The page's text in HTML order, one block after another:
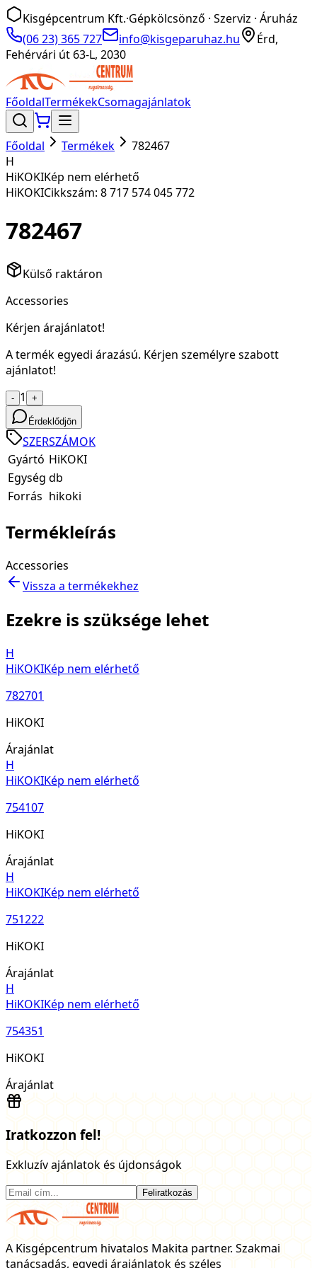
Kisgépcentrum Kft.·Gépkölcsönző · Szerviz · Áruház
(06 23) 365 727
info@kisgeparuhaz.hu
Érd,
Fehérvári út 63-L, 2030
FőoldalTermékekCsomagajánlatok
Főoldal Termékek
782467
H
HiKOKIKép nem elérhető
HiKOKICikkszám: 8 717 574 045 772
782467
Külső raktáron
Accessories
Kérjen árajánlatot!
A termék egyedi árazású. Kérjen személyre szabott
ajánlatot!
- 1 +
Érdeklődjön
SZERSZÁMOK
Gyártó HiKOKI
Egység db
Forrás hikoki
Termékleírás
Accessories
Vissza a termékekhez
Ezekre is szüksége lehet
H
HiKOKIKép nem elérhető
782701
HiKOKI
Árajánlat
H
HiKOKIKép nem elérhető
754107
HiKOKI
Árajánlat
H
HiKOKIKép nem elérhető
751222
HiKOKI
Árajánlat
H
HiKOKIKép nem elérhető
754351
HiKOKI
Árajánlat
Iratkozzon fel!
Exkluzív ajánlatok és újdonságok
Feliratkozás
A Kisgépcentrum hivatalos Makita partner. Szakmai
tanácsadás, egyedi árajánlatok és széles